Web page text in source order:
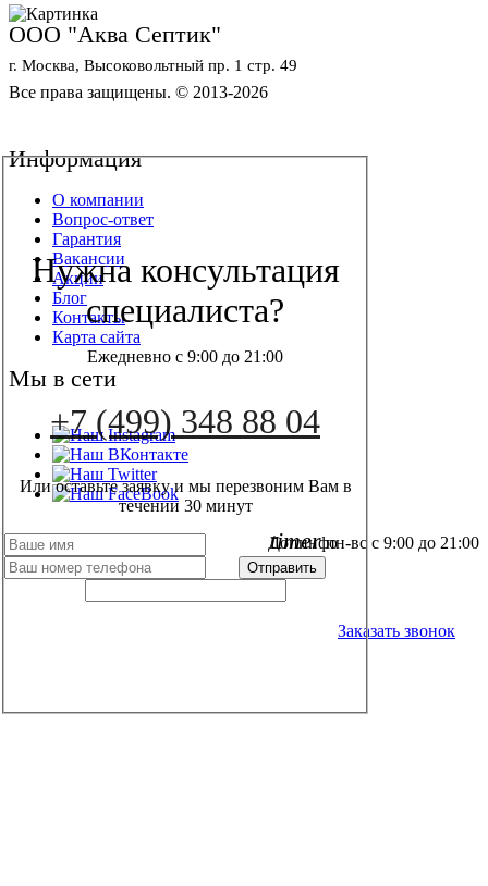
Нужна консультация
специалиста?
Ежедневно с 9:00 до 21:00
+7 (499) 348 88 04
Или оставьте заявку и мы перезвоним Вам в
течении 30 минут
Допинфо
ООО "Аква Септик"
г. Москва, Высоковольтный пр. 1 стр. 49
Все права защищены. © 2013-2026
Информация
О компании
Вопрос-ответ
Гарантия
Вакансии
Акции
Блог
Контакты
Карта сайта
Мы в сети
timerпн-вс с 9:00 до 21:00
Заказать звонок